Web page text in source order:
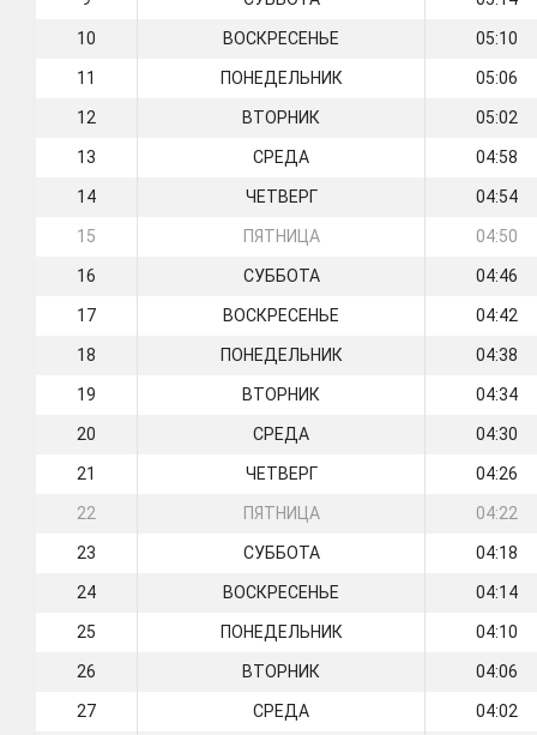
10 ВОСКРЕСЕНЬЕ 05:10
11 ПОНЕДЕЛЬНИК 05:06
12 ВТОРНИК 05:02
13 СРЕДА 04:58
14 ЧЕТВЕРГ 04:54
15 ПЯТНИЦА 04:50
16 СУББОТА 04:46
17 ВОСКРЕСЕНЬЕ 04:42
18 ПОНЕДЕЛЬНИК 04:38
19 ВТОРНИК 04:34
20 СРЕДА 04:30
21 ЧЕТВЕРГ 04:26
22 ПЯТНИЦА 04:22
23 СУББОТА 04:18
24 ВОСКРЕСЕНЬЕ 04:14
25 ПОНЕДЕЛЬНИК 04:10
26 ВТОРНИК 04:06
27 СРЕДА 04:02